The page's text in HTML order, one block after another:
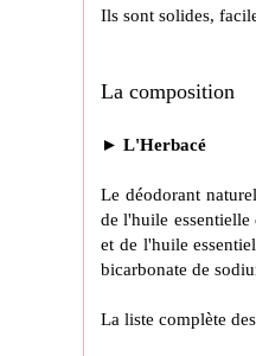
Ils sont solides,
La composition
► L'Herbacé
Le déodorant
de l'huile
et de l'huile
bicarbonate de
La liste complète